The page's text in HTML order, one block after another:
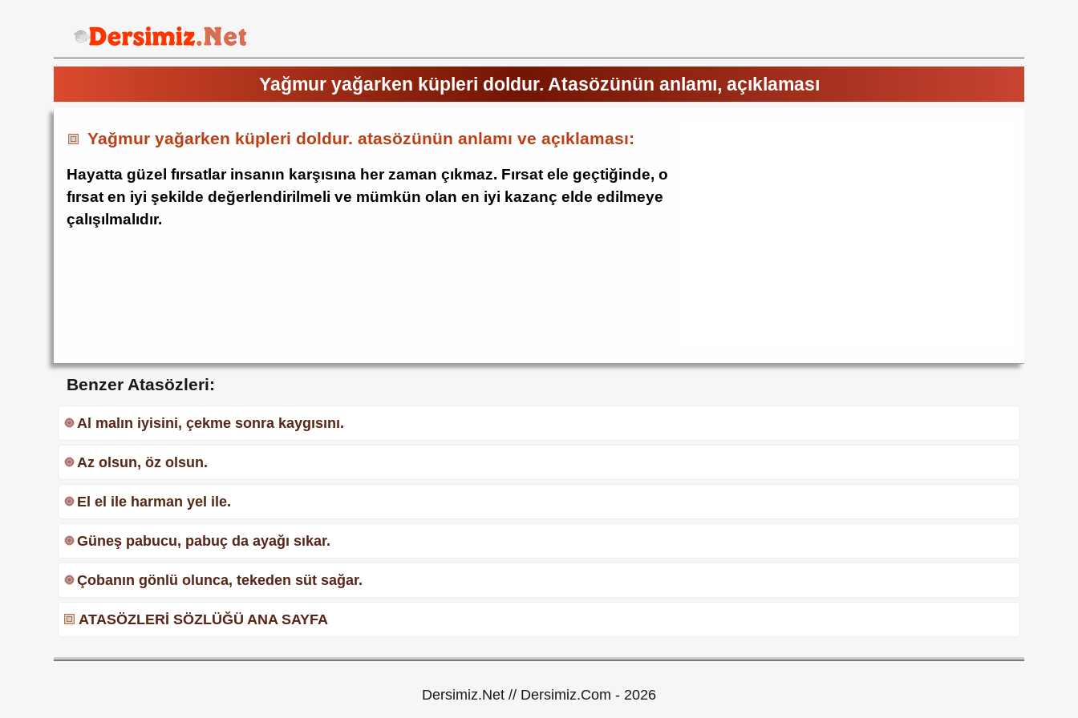
Yağmur yağarken küpleri doldur. Atasözünün anlamı, açıklaması
Yağmur yağarken küpleri doldur. atasözünün anlamı ve açıklaması:
Hayatta güzel fırsatlar insanın karşısına her zaman çıkmaz. Fırsat ele geçtiğinde, o
fırsat en iyi şekilde değerlendirilmeli ve mümkün olan en iyi kazanç elde edilmeye
çalışılmalıdır.
Benzer Atasözleri:
Al malın iyisini, çekme sonra kaygısını.
Az olsun, öz olsun.
El el ile harman yel ile.
Güneş pabucu, pabuç da ayağı sıkar.
Çobanın gönlü olunca, tekeden süt sağar.
ATASÖZLERİ SÖZLÜĞÜ ANA SAYFA
Dersimiz.Net // Dersimiz.Com - 2026